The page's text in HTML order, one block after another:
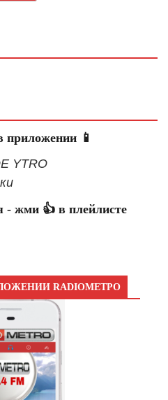
📱
YTRO
- жми 👍 в плейлисте
RADIOМЕТРО